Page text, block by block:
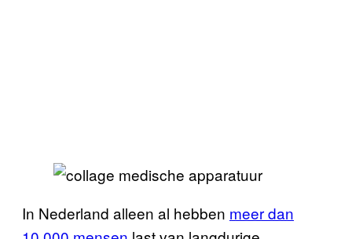
In Nederland alleen al hebben meer dan